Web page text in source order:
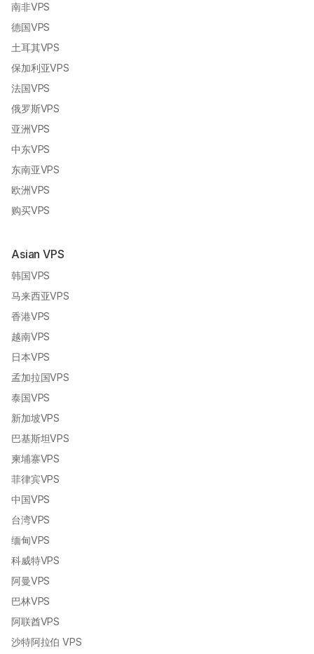
南非VPS
德国VPS
土耳其VPS
保加利亚VPS
法国VPS
俄罗斯VPS
亚洲VPS
中东VPS
东南亚VPS
欧洲VPS
购买VPS
Asian VPS
韩国VPS
马来西亚VPS
香港VPS
越南VPS
日本VPS
孟加拉国VPS
泰国VPS
新加坡VPS
巴基斯坦VPS
柬埔寨VPS
菲律宾VPS
中国VPS
台湾VPS
缅甸VPS
科威特VPS
阿曼VPS
巴林VPS
阿联酋VPS
沙特阿拉伯 VPS